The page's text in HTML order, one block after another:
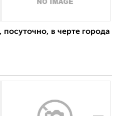
в черте города